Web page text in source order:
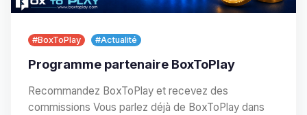
#BoxToPlay #Actualité
Programme partenaire BoxToPlay
Recommandez BoxToPlay et recevez des
commissions Vous parlez déjà de BoxToPlay dans